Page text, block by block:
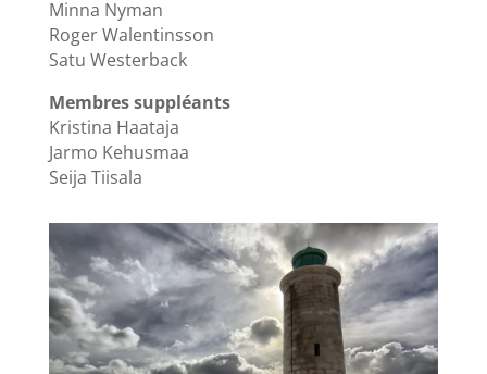
Minna Nyman
Roger Walentinsson
Satu Westerback
Membres suppléants
Kristina Haataja
Jarmo Kehusmaa
Seija Tiisala